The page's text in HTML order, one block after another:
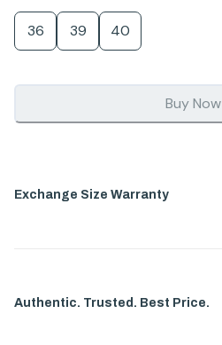
36 39 40
Buy Now
Exchange Size Warranty
Authentic. Trusted. Best Price.